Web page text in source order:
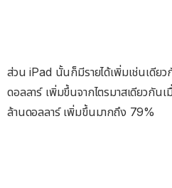
ส่วน iPad นั้นก็มีรายได้เพิ่มเช่นเดียว
ดอลลาร์ เพิ่มขึ้นจากไตรมาสเดียวกัน
ล้านดอลลาร์ เพิ่มขึ้นมากถึง 79%